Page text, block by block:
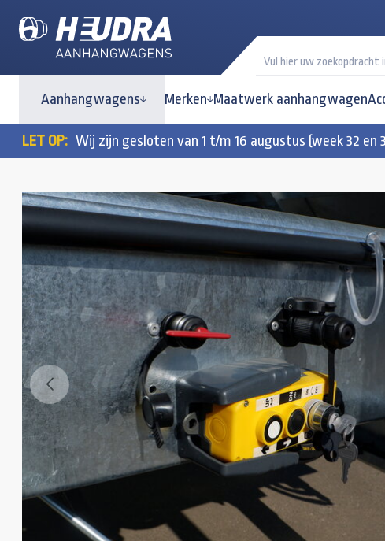
Aanhangwagens Merken Maatwerk aanhangwagen
LET OP: Wij zijn gesloten van 1 t/m 16 augustus (week 32 en